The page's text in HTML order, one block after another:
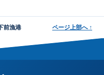
前漁港 ページ上部へ ↑